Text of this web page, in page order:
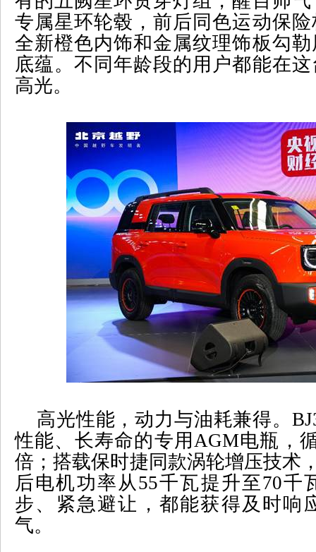
专属星环轮毂，前后同色运动保
全新橙色内饰和金属纹理饰板勾
底蕴。不同年龄段的用户都能在
高光。
高光性能，动力与油耗兼得。
性能、长寿命的专用 AGM电瓶，
倍；搭载保时捷同款涡轮增压技术
后电机功率从55千瓦提升至70千
步、紧急避让，都能获得及时响
气。